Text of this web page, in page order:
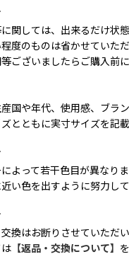
関しては、出来るだけ状
度のものは省かせていた
ございましたらご購入前
国や年代、使用感、ブラ
とともに実寸サイズを記
よって若干色目が異なりま
い色を出すように努力し
換はお断りさせていただい
【返品・交換について】